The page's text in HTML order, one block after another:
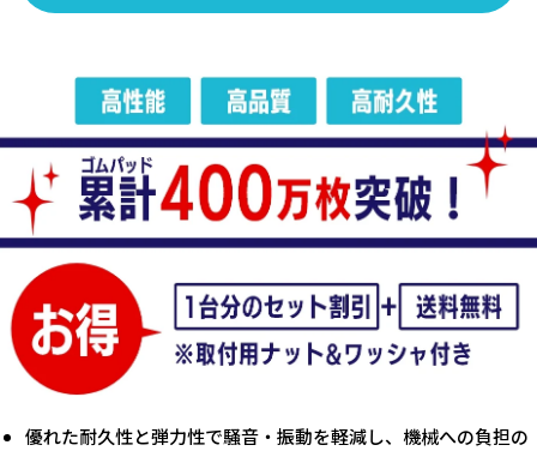
優れた耐久性と弾力性で騒音・振動を軽減し、機械への負担の